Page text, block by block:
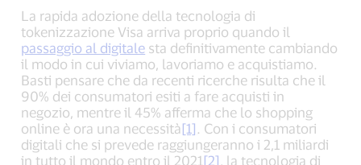
La rapida adozione della tecnologia di
tokenizzazione Visa arriva proprio quando il
passaggio al digitale sta definitivamente cambiando
il modo in cui viviamo, lavoriamo e acquistiamo.
Basti pensare che da recenti ricerche risulta che il
90% dei consumatori esiti a fare acquisti in
negozio, mentre il 45% afferma che lo shopping
online è ora una necessità[1] . Con i consumatori
digitali che si prevede raggiungeranno i 2,1 miliardi
in tutto il mondo entro il 2021 [2] , la tecnologia di